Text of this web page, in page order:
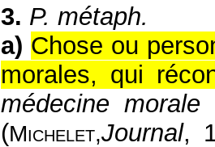
3. P. métaph.
a) Chose ou
morales, qui
médecine
(Michelet,Journal,